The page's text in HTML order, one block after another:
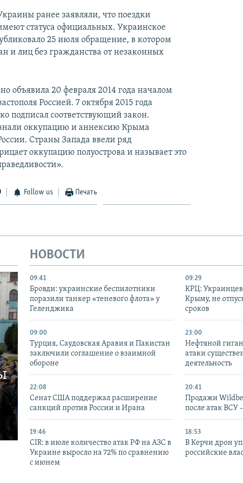
ранее заявляли, что поездки
статуса официальных. Украинское
25 июля обращение, в котором
и лиц без гражданства от незаконных
объявила 20 февраля 2014 года началом
Россией. 7 октября 2015 года
подписал соответствующий закон.
оккупацию и аннексию Крыма
Страны Запада ввели ряд
оккупацию полуострова и называет это
Follow us Печать
НОВОСТИ
09:41
Бровди: украинские беспилотники
поразили танкер «теневого флота» у
Геленджика
09:29
КРЦ:
Крыму, не
сроков
09:00
Турция, Саудовская Аравия и Пакистан
заключили соглашение о взаимной
обороне
23:00
Нефтяной
атаки
деятельность
22:08
Сенат США поддержал расширение
санкций против России и Ирана
20:41
Продажи
после атак ВСУ
19:46
CIR: в июле количество атак РФ на АЗС в
Украине выросло на 72% по сравнению
с июнем
18:53
В Керчи дрон
российские